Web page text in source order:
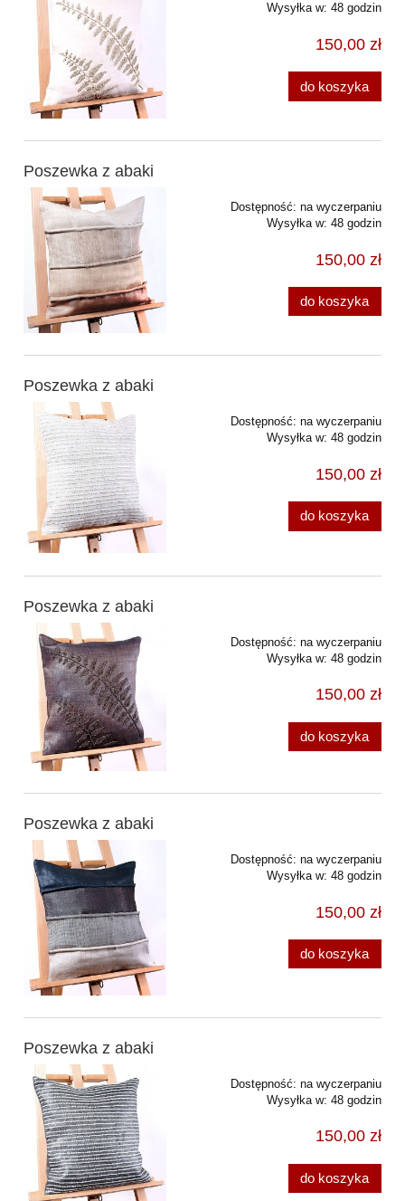
Wysyłka w: 48 godzin
150,00 zł
do koszyka
Poszewka z abaki
Dostępność: na wyczerpaniu
Wysyłka w: 48 godzin
150,00 zł
do koszyka
Poszewka z abaki
Dostępność: na wyczerpaniu
Wysyłka w: 48 godzin
150,00 zł
do koszyka
Poszewka z abaki
Dostępność: na wyczerpaniu
Wysyłka w: 48 godzin
150,00 zł
do koszyka
Poszewka z abaki
Dostępność: na wyczerpaniu
Wysyłka w: 48 godzin
150,00 zł
do koszyka
Poszewka z abaki
Dostępność: na wyczerpaniu
Wysyłka w: 48 godzin
150,00 zł
do koszyka